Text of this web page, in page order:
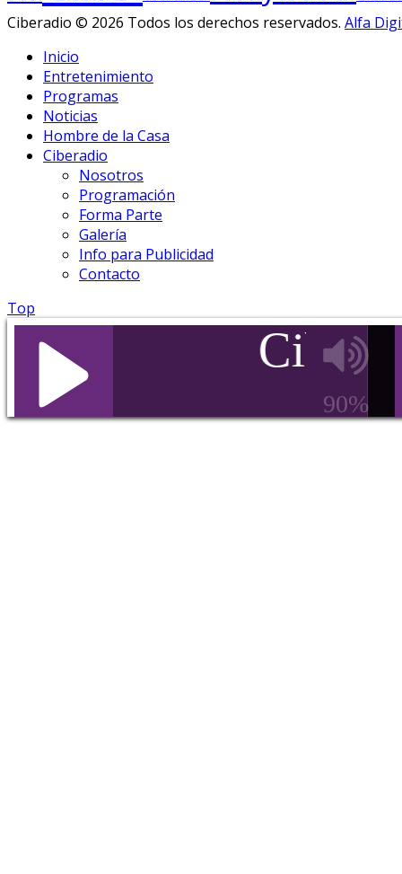
Ciberadio © 2026 Todos los derechos reservados. Alfa
Inicio
Entretenimiento
Programas
Noticias
Hombre de la Casa
Ciberadio
Nosotros
Programación
Forma Parte
Galería
Info para Publicidad
Contacto
Top